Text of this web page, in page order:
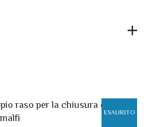
ESAURITO